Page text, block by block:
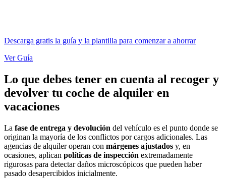
Descarga gratis la guía y la plantilla para comenzar a ahorrar
Ver Guía
Lo que debes tener en cuenta al recoger y
devolver tu coche de alquiler en
vacaciones
La fase de entrega y devolución del vehículo es el punto donde se
originan la mayoría de los conflictos por cargos adicionales. Las
agencias de alquiler operan con márgenes ajustados y, en
ocasiones, aplican políticas de inspección extremadamente
rigurosas para detectar daños microscópicos que pueden haber
pasado desapercibidos inicialmente.